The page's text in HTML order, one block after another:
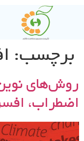
برچسب:
روش‌های نوین
اضطراب،